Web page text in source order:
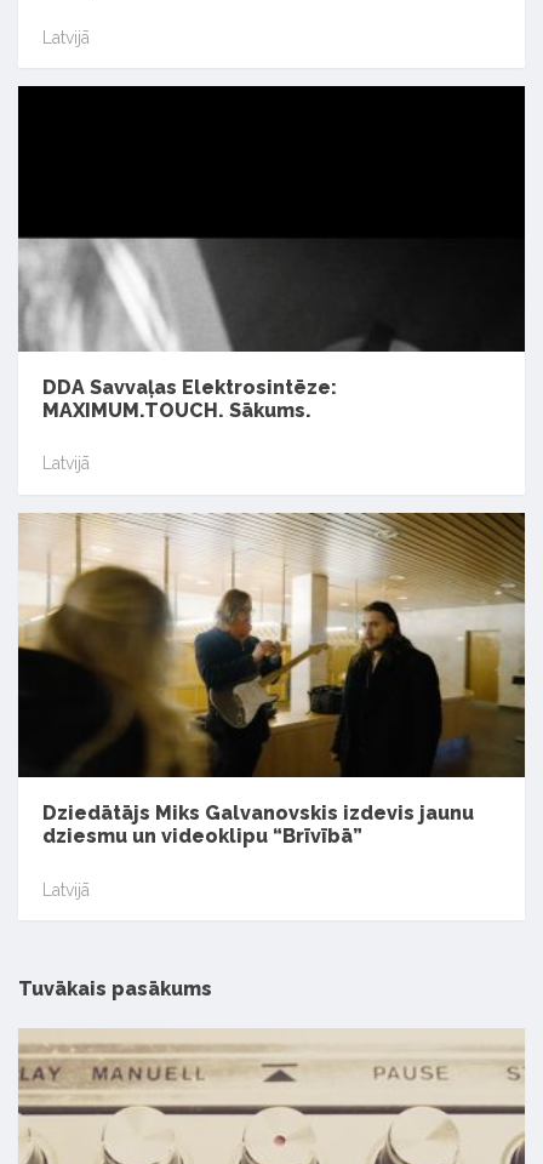
Latvijā
DDA Savvaļas Elektrosintēze:
MAXIMUM.TOUCH. Sākums.
Latvijā
Dziedātājs Miks Galvanovskis izdevis jaunu
dziesmu un videoklipu “Brīvībā”
Latvijā
Tuvākais pasākums